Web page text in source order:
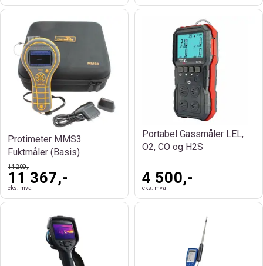
Protimeter MMS3
Fuktmåler (Basis)
14 209,-
11 367,-
eks. mva
Portabel Gassmåler LEL,
O2, CO og H2S
4 500,-
eks. mva